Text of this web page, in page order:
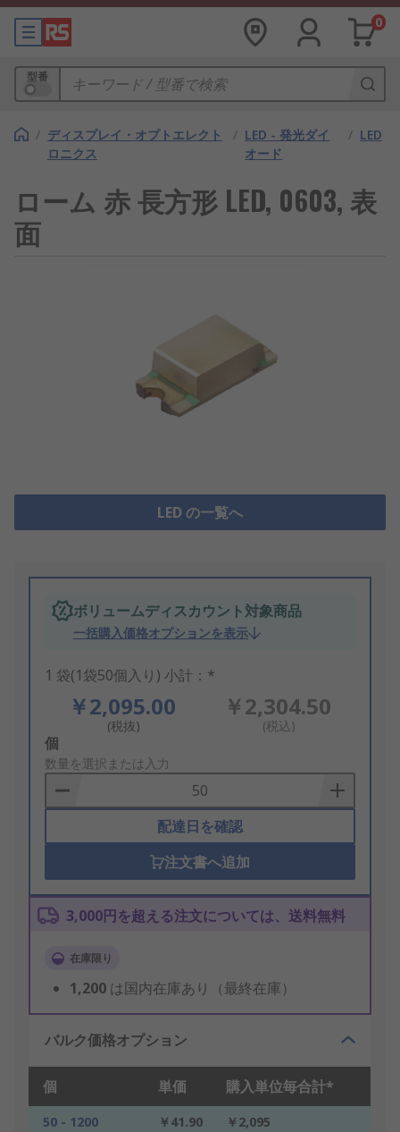
0
型番
/ ディスプレイ・オプトエレクト
ロニクス
/ LED - 発光ダイ
オード
/ LED
ローム 赤 長方形 LED, 0603, 表
面
LED の一覧へ
ボリュームディスカウント対象商品
一括購入価格オプションを表示
1 袋(1袋50個入り) 小計：*
￥2,095.00
(税抜)
￥2,304.50
(税込)
Add
to
Basket
個
数量を選択または入力
配達日を確認
注文書へ追加
3,000円を超える注文については、送料無料
在庫限り
1,200 は国内在庫あり（最終在庫）
バルク価格オプション
個 単価 購入単位毎合計*
50 - 1200 ￥41.90
￥2,095